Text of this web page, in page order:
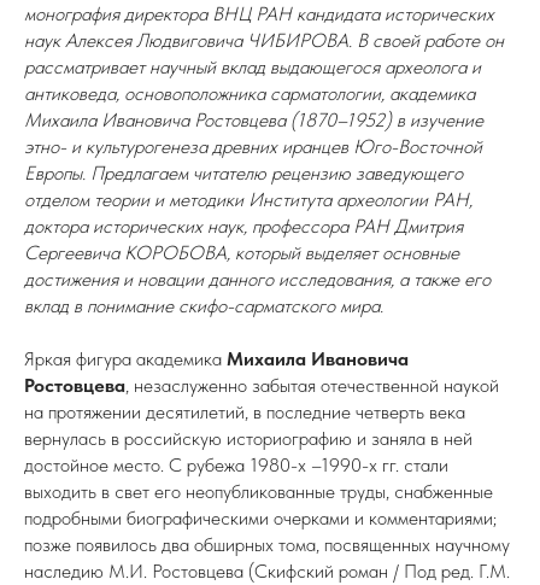
монография директора ВНЦ РАН кандидата исторических
наук Алексея Людвиговича ЧИБИРОВА. В своей работе он
рассматривает научный вклад выдающегося археолога и
антиковеда, основоположника сарматологии, академика
Михаила Ивановича Ростовцева (1870–1952) в изучение
этно- и культурогенеза древних иранцев Юго-Восточной
Европы. Предлагаем читателю рецензию заведующего
отделом теории и методики Института археологии РАН,
доктора исторических наук, профессора РАН Дмитрия
Сергеевича КОРОБОВА, который выделяет основные
достижения и новации данного исследования, а также его
вклад в понимание скифо-сарматского мира.
Яркая фигура академика Михаила Ивановича
Ростовцева, незаслуженно забытая отечественной наукой
на протяжении десятилетий, в последние четверть века
вернулась в российскую историографию и заняла в ней
достойное место. С рубежа 1980-х –1990-х гг. стали
выходить в свет его неопубликованные труды, снабженные
подробными биографическими очерками и комментариями;
позже появилось два обширных тома, посвященных научному
наследию М.И. Ростовцева (Скифский роман / Под ред. Г.М.